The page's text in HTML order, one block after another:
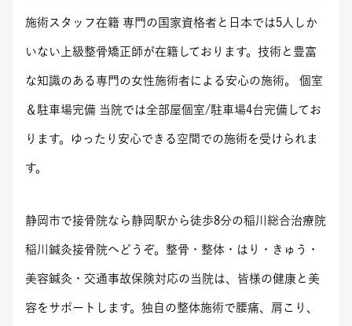
施術スタッフ在籍 専門の国家資格者と日本では5人しか
いない上級整骨矯正師が在籍しております。技術と豊富
な知識のある専門の女性施術者による安心の施術。 個室
＆駐車場完備 当院では全部屋個室/駐車場4台完備してお
ります。ゆったり安心できる空間での施術を受けられま
す。​
​静岡市で接骨院なら静岡駅から徒歩8分の稲川総合治療院
稲川鍼灸接骨院へどうぞ。整骨・整体・はり・きゅう・
美容鍼灸・交通事故保険対応の当院は、皆様の健康と美
容をサポートします。独自の整体施術で腰痛、肩こり、